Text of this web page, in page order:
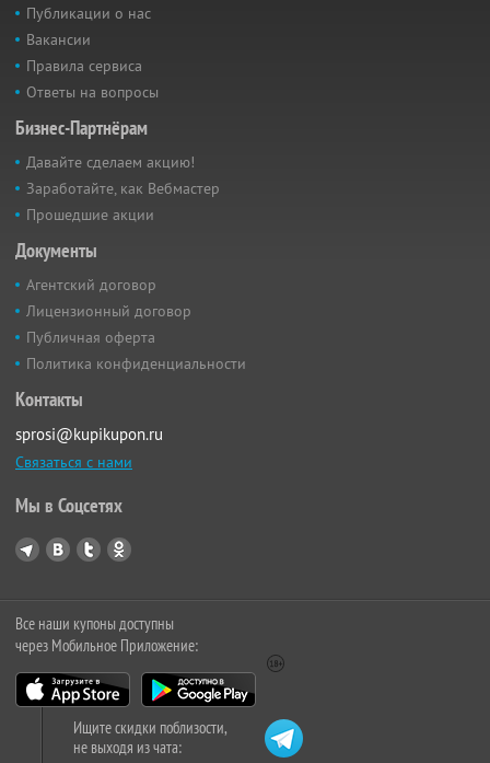
Публикации о нас
Вакансии
Правила сервиса
Ответы на вопросы
Бизнес-Партнёрам
Давайте сделаем акцию!
Заработайте, как Вебмастер
Прошедшие акции
Документы
Агентский договор
Лицензионный договор
Публичная оферта
Политика конфиденциальности
Контакты
sprosi@kupikupon.ru
Связаться с нами
Мы в Соцсетях
Все наши купоны доступны
через Мобильное Приложение:
Ищите скидки поблизости,
не выходя из чата: